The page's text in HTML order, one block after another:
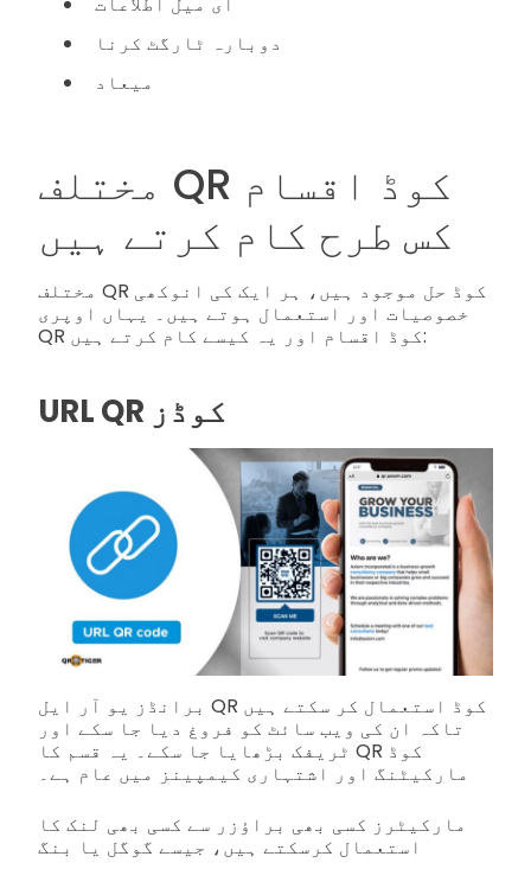
دوبارہ ٹارگٹ کرنا
میعاد
مختلف QR کوڈ اقسام
کس طرح کام کرتے ہیں
مختلف QR کوڈ حل موجود ہیں، ہر ایک کی انوکھی
خصوصیات اور استعمال ہوتے ہیں۔ یہاں اوپری
QR کوڈ اقسام اور یہ کیسے کام کرتے ہیں:
URL QR کوڈز
برانڈز یو آر ایل QR کوڈ استعمال کر سکتے ہیں
تاکہ ان کی ویب سائٹ کو فروغ دیا جا سکے اور
ٹریفک بڑھایا جا سکے۔ یہ قسم کا QR کوڈ
مارکیٹنگ اور اشتہاری کیمپینز میں عام ہے۔
مارکیٹرز کسی بھی براؤزر سے کسی بھی لنک کا
استعمال کرسکتے ہیں، جیسے گوگل یا بنگ